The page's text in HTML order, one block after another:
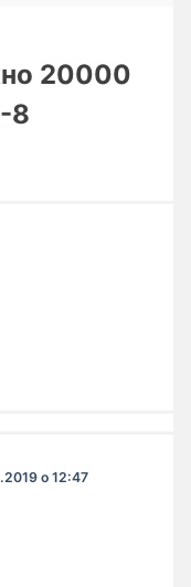
20000
8
о 12:47